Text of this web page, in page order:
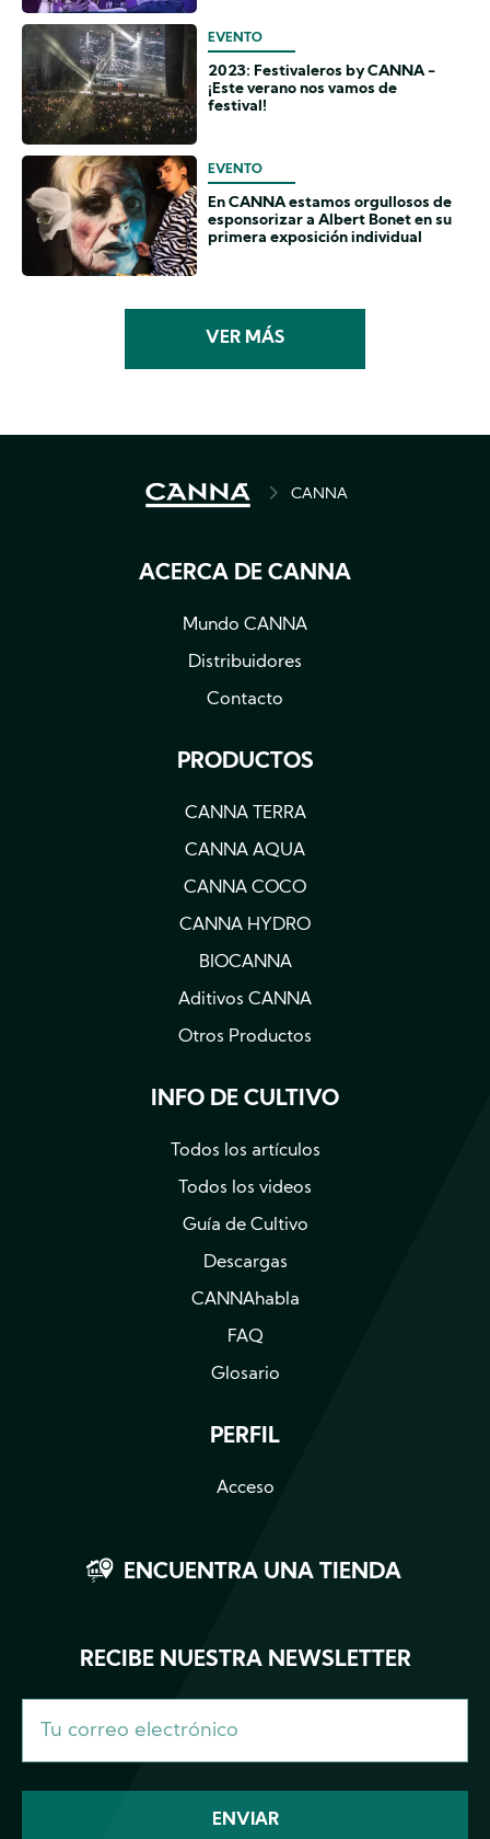
EVENTO
2023: Festivaleros by CANNA -
¡Este verano nos vamos de
festival!
EVENTO
En CANNA estamos orgullosos de
esponsorizar a Albert Bonet en su
primera exposición individual
VER MÁS
BREADCRUMBCANNA
ACERCA DE CANNA
Mundo CANNA
Distribuidores
Contacto
PRODUCTOS
CANNA TERRA
CANNA AQUA
CANNA COCO
CANNA HYDRO
BIOCANNA
Aditivos CANNA
Otros Productos
INFO DE CULTIVO
Todos los artículos
Todos los videos
Guía de Cultivo
Descargas
CANNAhabla
FAQ
Glosario
PERFIL
Acceso
ENCUENTRA UNA TIENDA
RECIBE NUESTRA NEWSLETTER